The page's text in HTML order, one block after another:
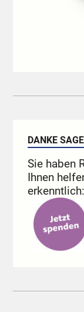
DANKE
Sie haben
Ihnen
erkenntlich: